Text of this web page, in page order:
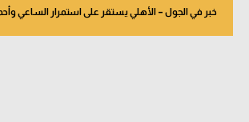
خبر في الجول – الأهلي يستقر على استمرار الساعي